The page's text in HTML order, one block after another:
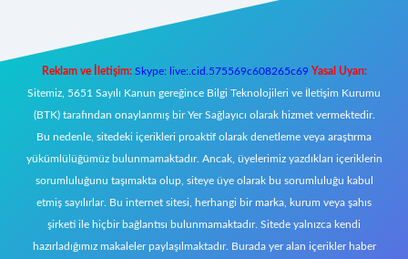
Reklam ve İletişim: Skype: live:.cid.575569c608265c69 Yasal Uyarı:
Sitemiz, 5651 Sayılı Kanun gereğince Bilgi Teknolojileri ve İletişim Kurumu
(BTK) tarafından onaylanmış bir Yer Sağlayıcı olarak hizmet vermektedir.
Bu nedenle, sitedeki içerikleri proaktif olarak denetleme veya araştırma
yükümlülüğümüz bulunmamaktadır. Ancak, üyelerimiz yazdıkları içeriklerin
sorumluluğunu taşımakta olup, siteye üye olarak bu sorumluluğu kabul
etmiş sayılırlar. Bu internet sitesi, herhangi bir marka, kurum veya şahıs
şirketi ile hiçbir bağlantısı bulunmamaktadır. Sitede yalnızca kendi
hazırladığımız makaleler paylaşılmaktadır. Burada yer alan içerikler haber